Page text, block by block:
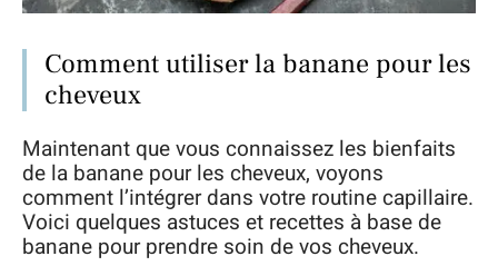
Comment utiliser la banane pour les
cheveux
Maintenant que vous connaissez les bienfaits
de la banane pour les cheveux, voyons
comment l’intégrer dans votre routine capillaire.
Voici quelques astuces et recettes à base de
banane pour prendre soin de vos cheveux.